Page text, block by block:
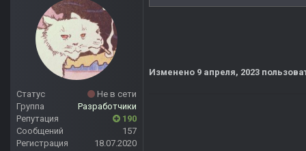
Статус
Не в сети
Группа
Разработчики
Репутация
190
Сообщений
157
Регистрация
18.07.2020
Изменено 9 апреля, 2023